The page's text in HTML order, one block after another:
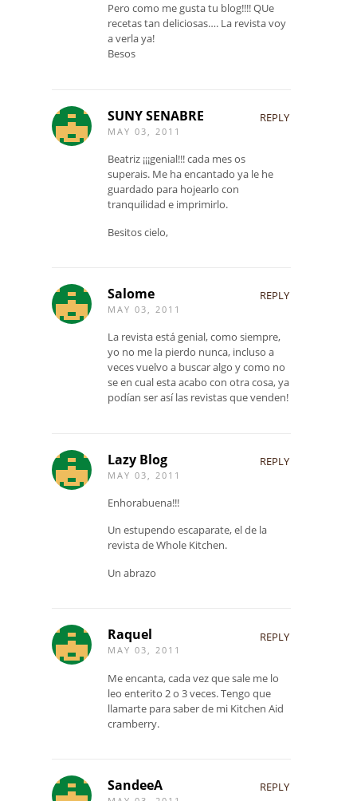
Pero como me gusta tu blog!!!! QUe
recetas tan deliciosas…. La revista voy
a verla ya!
Besos
SUNY SENABRE
MAY 03, 2011
REPLY
Beatriz ¡¡¡genial!!! cada mes os
superais. Me ha encantado ya le he
guardado para hojearlo con
tranquilidad e imprimirlo.
Besitos cielo,
Salome
MAY 03, 2011
REPLY
La revista está genial, como siempre,
yo no me la pierdo nunca, incluso a
veces vuelvo a buscar algo y como no
se en cual esta acabo con otra cosa, ya
podían ser así las revistas que venden!
Lazy Blog
MAY 03, 2011
REPLY
Enhorabuena!!!
Un estupendo escaparate, el de la
revista de Whole Kitchen.
Un abrazo
Raquel
MAY 03, 2011
REPLY
Me encanta, cada vez que sale me lo
leo enterito 2 o 3 veces. Tengo que
llamarte para saber de mi Kitchen Aid
cramberry.
SandeeA REPLY